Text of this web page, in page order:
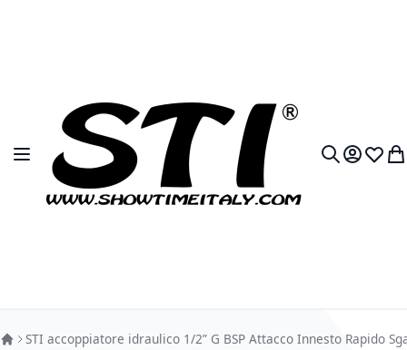
Toggle Nav MyLista
STI accoppiatore idraulico 1/2” G BSP Attacco Innesto Rapido